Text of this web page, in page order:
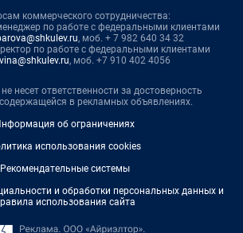
коммерческого сотрудничества:
по работе с федеральными клиентами
, моб. + 7 982 640 34 32
по работе с федеральными клиентами
, моб. +7 910 402 4056
несет ответственности за достоверность
в рекламных объявлениях.
об ограничениях
использования cookies
Рекомендательные системы
и обработки персональных данных и
использования сайта